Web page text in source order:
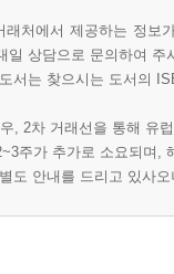
래처에서 제공하는 정
일 상담으로 문의하여 주
서는 찾으시는 도서의
, 2차 거래선을 통해 유
주가 추가로 소요되며,
도 안내를 드리고 있사